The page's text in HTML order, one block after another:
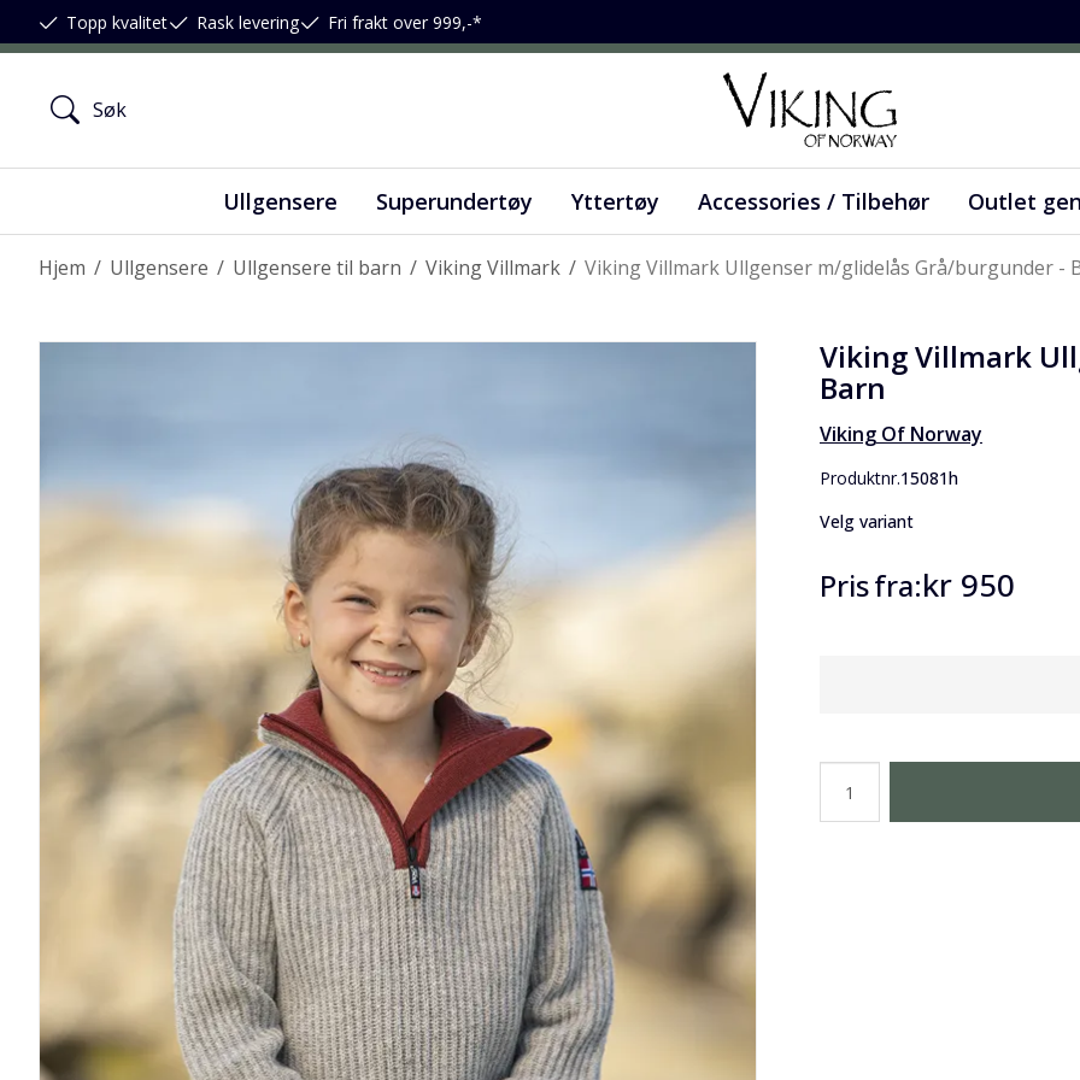
Topp kvalitet Rask levering Fri frakt over 999,-*
Ullgensere Superundertøy Yttertøy Accessories / Tilbehør Outlet
/
Hjem /
Ullgensere /
Ullgensere til barn /
Viking Villmark Viking Villmark Ullgenser m/glidelås Grå/burgunder -
Viking Villmark
Barn
Viking Of Norway
Produktnr.15081h
Velg variant
Prisfra kr 950